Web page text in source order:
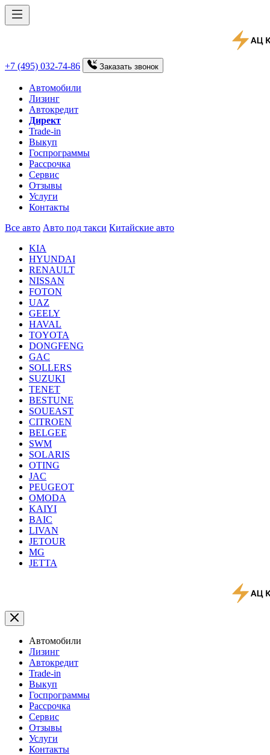
+7 (495) 032-74-86 Заказать звонок
Автомобили
Лизинг
Автокредит
Директ
Trade-in
Выкуп
Госпрограммы
Рассрочка
Сервис
Отзывы
Услуги
Контакты
Все авто Авто под такси Китайские авто
KIA
HYUNDAI
RENAULT
NISSAN
FOTON
UAZ
GEELY
HAVAL
TOYOTA
DONGFENG
GAC
SOLLERS
SUZUKI
TENET
BESTUNE
SOUEAST
CITROEN
BELGEE
SWM
SOLARIS
OTING
JAC
PEUGEOT
OMODA
KAIYI
BAIC
LIVAN
JETOUR
MG
JETTA
Автомобили
Лизинг
Автокредит
Trade-in
Выкуп
Госпрограммы
Рассрочка
Сервис
Отзывы
Услуги
Контакты